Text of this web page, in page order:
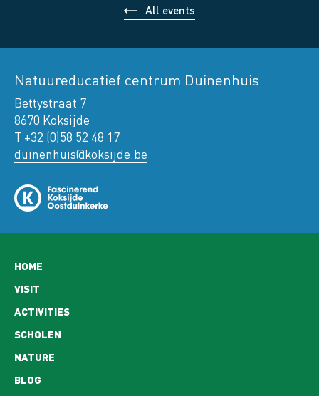
All events
Natuureducatief centrum Duinenhuis
Bettystraat 7
8670 Koksijde
T +32 (0)58 52 48 17
duinenhuis@koksijde.be
Hoofdnavigatie
HOME
VISIT
ACTIVITIES
SCHOLEN
NATURE
BLOG